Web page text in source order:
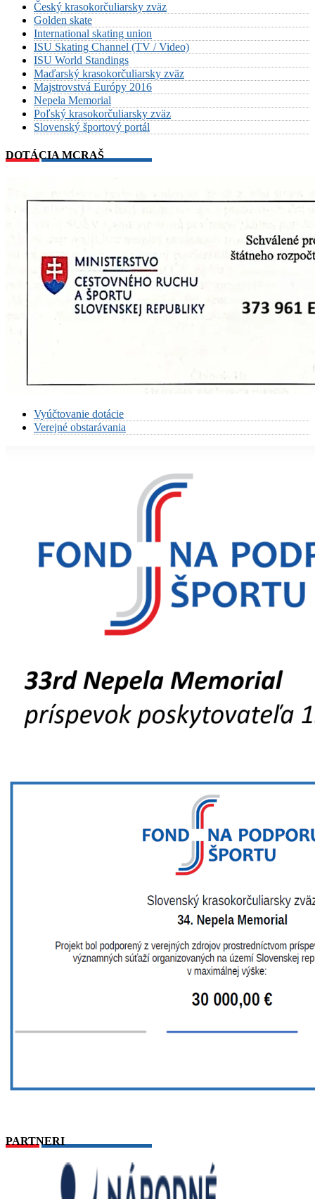
Český krasokorčuliarsky zväz
Golden skate
International skating union
ISU Skating Channel (TV / Video)
ISU World Standings
Maďarský krasokorčuliarsky zväz
Majstrovstvá Európy 2016
Nepela Memorial
Poľský krasokorčuliarsky zväz
Slovenský športový portál
DOTÁCIA MCRAŠ
Vyúčtovanie dotácie
Verejné obstarávania
PARTNERI